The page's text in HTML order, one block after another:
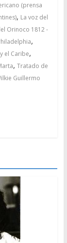
(prensa
, La voz del
Orinoco 1812 -
,
el Caribe,
, Tratado de
Guillermo